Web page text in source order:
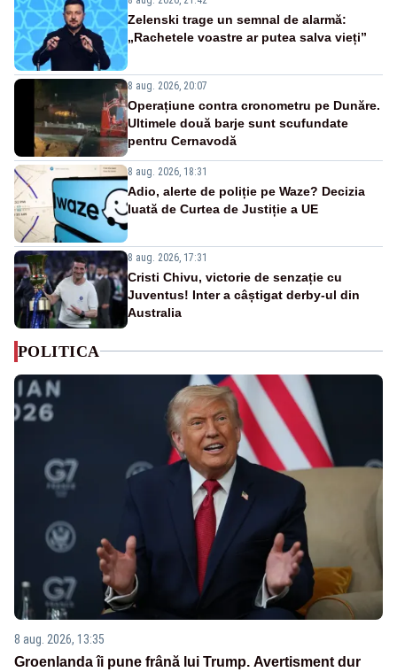
Zelenski trage un semnal de alarmă:
„Rachetele voastre ar putea salva vieți”
8 aug. 2026, 20:07
Operațiune contra cronometru pe Dunăre.
Ultimele două barje sunt scufundate
pentru Cernavodă
8 aug. 2026, 18:31
Adio, alerte de poliție pe Waze? Decizia
luată de Curtea de Justiție a UE
8 aug. 2026, 17:31
Cristi Chivu, victorie de senzație cu
Juventus! Inter a câștigat derby-ul din
Australia
POLITICA
8 aug. 2026, 13:35
Groenlanda îi pune frână lui Trump. Avertisment dur